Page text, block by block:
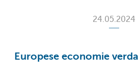
24.05.2024
Europese economie